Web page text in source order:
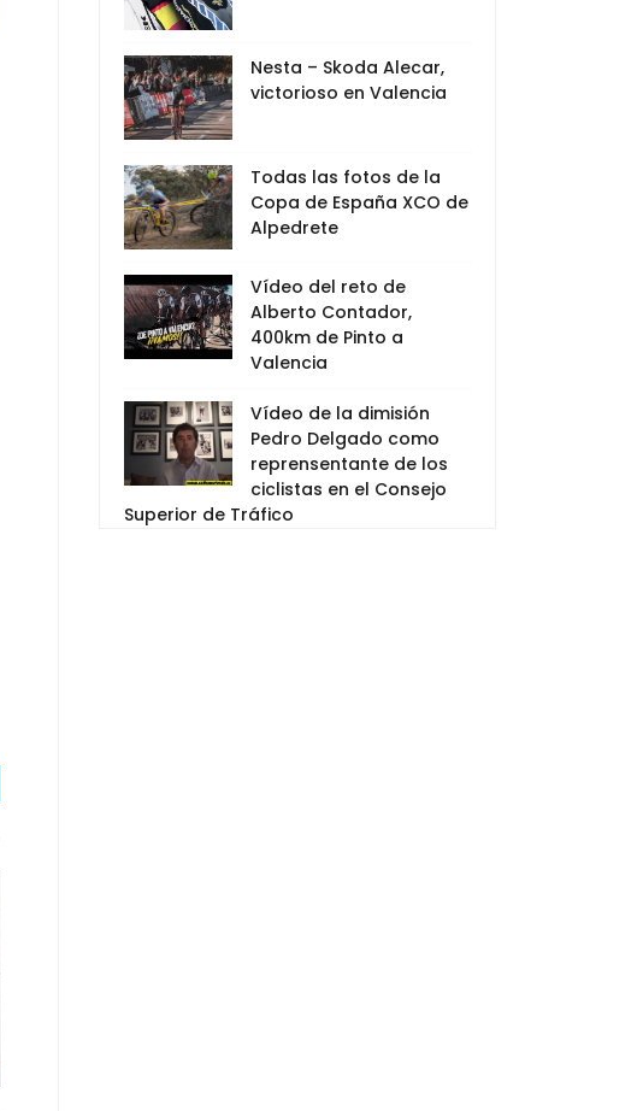
Nesta – Skoda Alecar,
victorioso en Valencia
Todas las fotos de la
Copa de España XCO de
Alpedrete
Vídeo del reto de
Alberto Contador,
400km de Pinto a
Valencia
Vídeo de la dimisión
Pedro Delgado como
reprensentante de los
ciclistas en el Consejo
Superior de Tráfico